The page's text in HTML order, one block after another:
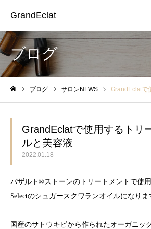
GrandEclat
ブログ
ブログ サロンNEWS GrandEclatで使用す
GrandEclatで使用するトリ
ルと美容液
2022.01.18
バザルト®︎ストーンのトリートメントで使
Selectのシュガースクワランオイルになりま
国産のサトウキビから作られたオーガニッ